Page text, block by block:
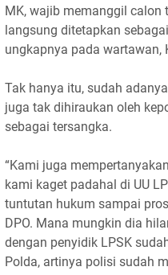
MK, wajib memanggil calon
langsung ditetapkan
ungkapnya pada
Tak hanya itu, sudah
juga tak dihiraukan oleh
sebagai tersangka.
“Kami juga
kami kaget padahal di UU
tuntutan hukum sampai
DPO. Mana mungkin dia
dengan penyidik LPSK
Polda, artinya polisi sudah